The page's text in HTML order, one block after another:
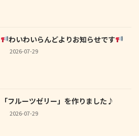
わいわいらんどよりお知らせです
2026-07-29
「フルーツゼリー」を作りました♪
2026-07-29